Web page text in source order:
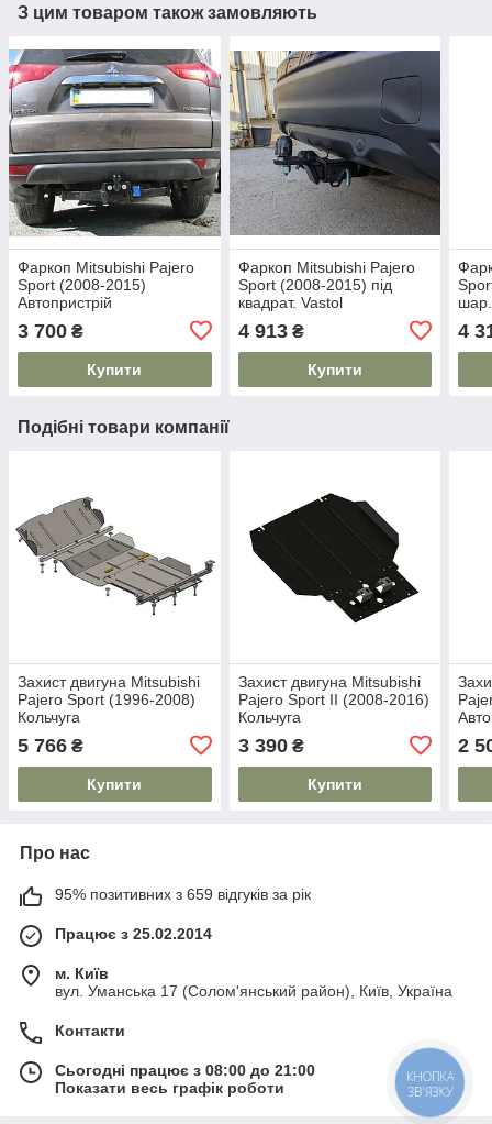
З цим товаром також замовляють
Фаркоп Mitsubishi Pajero
Sport (2008-2015)
Автопристрій
3 700 ₴
Купити
Фаркоп Mitsubishi Pajero
Sport (2008-2015) під
квадрат. Vastol
4 913₴
Купити
шар.
4
Подібні товари компанії
Захист двигуна Mitsubishi
Pajero Sport (1996-2008)
Кольчуга
5 766 ₴
Купити
Захист двигуна Mitsubishi
Pajero Sport II (2008-2016)
Кольчуга
3 390₴
Купити
2
Про нас
95% позитивних з 659 відгуків за рік
Працює з 25.02.2014
м. Київ
вул. Уманська 17 (Солом'янський район), Київ, Україна
Контакти
Сьогодні працює з 08:00 до 21:00
Показати весь графік роботи
КНОПКА
ЗВ'ЯЗКУ